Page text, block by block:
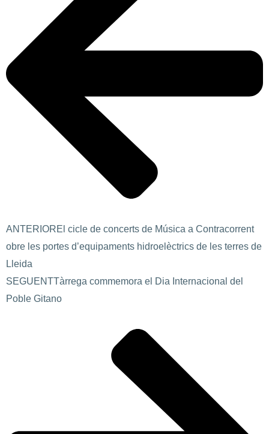
ANTERIOREl cicle de concerts de Música a Contracorrent
obre les portes d’equipaments hidroelèctrics de les terres de
Lleida
SEGUENTTàrrega commemora el Dia Internacional del
Poble Gitano